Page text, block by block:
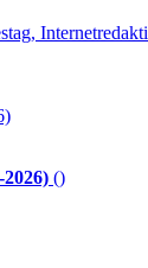
2026) ()